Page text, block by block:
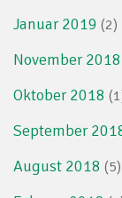
Januar 2019 (2)
November 2018
Oktober 2018
September
August 2018 (5)